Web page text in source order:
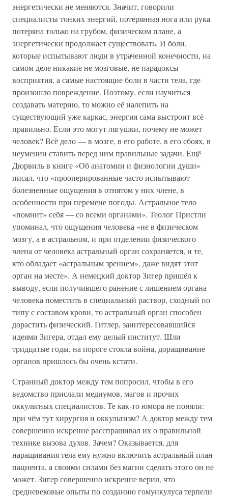
энергетически не меняются. Значит, говорили
специалисты тонких энергий, потерянная нога или рука
потеряна только на грубом, физическом плане, а
энергетически продолжает существовать. И боли,
которые испытывают люди в утраченной конечности, на
самом деле никакие не мозговые, не парадоксы
восприятия, а самые настоящие боли в части тела, где
произошло повреждение. Поэтому, если научиться
создавать материю, то можно её налепить на
существующий уже каркас, энергия сама выстроит всё
правильно. Если это могут лягушки, почему не может
человек? Всё дело — в мозге, в его работе, в его сбоях, в
неумении ставить перед ним правильные задачи. Ещё
Дюрвиль в книге «Об анатомии и физиологии души»
писал, что «прооперированные часто испытывают
болезненные ощущения в отнятом у них члене, в
особенности при перемене погоды. Астральное тело
«помнит» себя — со всеми органами». Теолог Пристли
упоминал, что ощущения человека «не в физическом
мозгу, а в астральном, и при отделении физического
члена от человека астральный орган сохраняется, и те,
кто обладает «астральным зрением», даже видят этот
орган на месте». А немецкий доктор Зигер пришёл к
выводу, если получившего ранение с лишением органа
человека поместить в специальный раствор, сходный по
типу с составом крови, то астральный орган способен
дорастить физический. Гитлер, заинтересовавшийся
идеями Зигера, отдал ему целый институт. Шли
тридцатые годы, на пороге стояла война, доращивание
органов пришлось бы очень кстати.
Странный доктор между тем попросил, чтобы в его
ведомство прислали медиумов, магов и прочих
оккультных специалистов. Те как-то юмора не поняли:
при чём тут хирургия и оккультизм? А доктор между тем
совершенно искренне расспрашивал их о правильной
технике вызова духов. Зачем? Оказывается, для
наращивания тела ему нужно включить астральный план
пациента, а своими силами без магии сделать этого он не
может. Зигер совершенно искренне верил, что
средневековые опыты по созданию гомункулуса терпели